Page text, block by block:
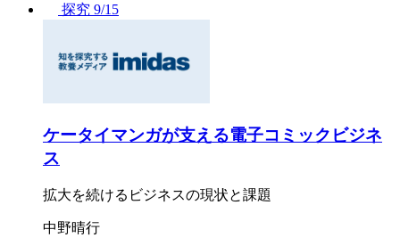
探究 9/15
ケータイマンガが支える電子コミックビジネ
ス
拡大を続けるビジネスの現状と課題
中野晴行